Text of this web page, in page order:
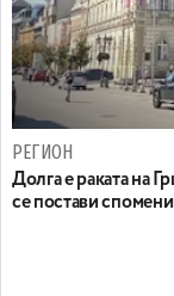
РЕГИОН
Долга е раката на
се постави